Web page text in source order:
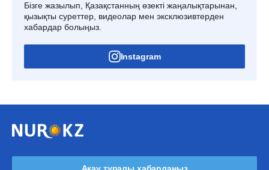
Бізге жазылып, Қазақстанның өзекті жаңалықтарынан,
қызықты суреттер, видеолар мен эксклюзивтерден
хабардар болыңыз.
Instagram